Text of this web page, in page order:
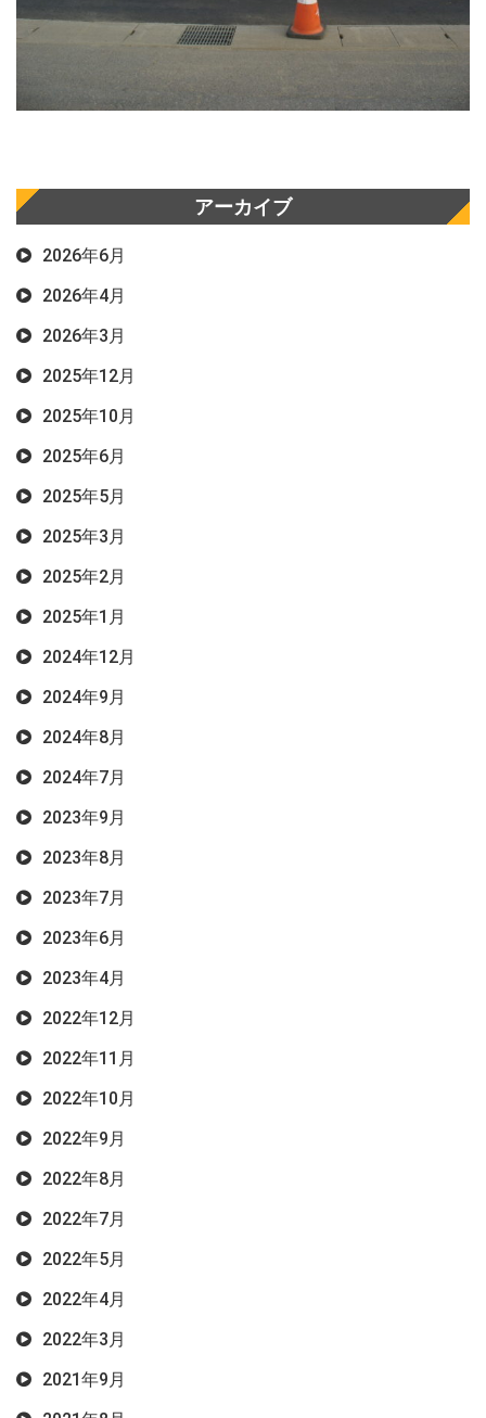
アーカイブ
2026年6月
2026年4月
2026年3月
2025年12月
2025年10月
2025年6月
2025年5月
2025年3月
2025年2月
2025年1月
2024年12月
2024年9月
2024年8月
2024年7月
2023年9月
2023年8月
2023年7月
2023年6月
2023年4月
2022年12月
2022年11月
2022年10月
2022年9月
2022年8月
2022年7月
2022年5月
2022年4月
2022年3月
2021年9月